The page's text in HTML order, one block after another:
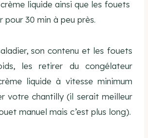
liquide ainsi que les fouets
pour 30 min à peu près.
son contenu et les fouets
les retirer du congélateur
liquide à vitesse minimum
votre chantilly (il serait meilleur
manuel mais c’est plus long).